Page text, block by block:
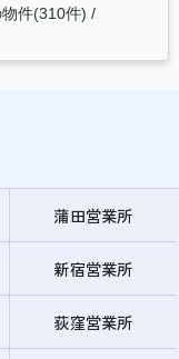
件(310件)
蒲田営業所
新宿営業所
荻窪営業所